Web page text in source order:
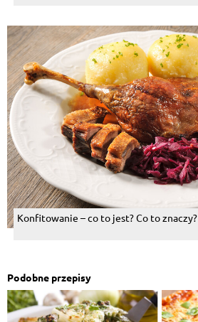
Konfitowanie – co to jest? Co to znaczy?
Podobne przepisy